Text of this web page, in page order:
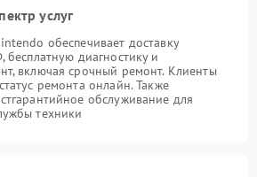
услуг
обеспечивает доставку
диагностику и
включая срочный ремонт. Клиенты
ремонта онлайн. Также
обслуживание для
техники